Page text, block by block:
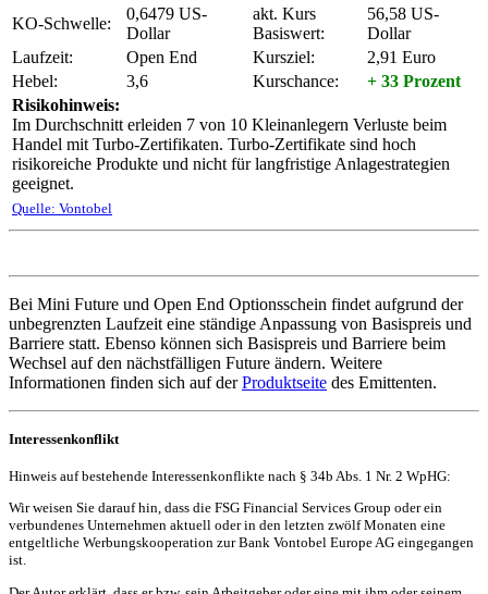
KO-Schwelle:
0,6479 US-
Dollar
akt. Kurs
Basiswert:
56,58 US-
Dollar
Laufzeit:
Open End Kursziel:
2,91 Euro
Hebel:
3,6 Kurschance:
+ 33 Prozent
Risikohinweis:
Im Durchschnitt erleiden 7 von 10 Kleinanlegern Verluste beim
Handel mit Turbo-Zertifikaten. Turbo-Zertifikate sind hoch
risikoreiche Produkte und nicht für langfristige Anlagestrategien
geeignet.
Quelle: Vontobel
Bei Mini Future und Open End Optionsschein findet aufgrund der
unbegrenzten Laufzeit eine ständige Anpassung von Basispreis und
Barriere statt. Ebenso können sich Basispreis und Barriere beim
Wechsel auf den nächstfälligen Future ändern. Weitere
Informationen finden sich auf derProduktseite des Emittenten.
Interessenkonflikt
Hinweis auf bestehende Interessenkonflikte nach § 34b Abs. 1 Nr. 2 WpHG:
Wir weisen Sie darauf hin, dass die FSG Financial Services Group oder ein
verbundenes Unternehmen aktuell oder in den letzten zwölf Monaten eine
entgeltliche Werbungskooperation zur Bank Vontobel Europe AG eingegangen
ist.